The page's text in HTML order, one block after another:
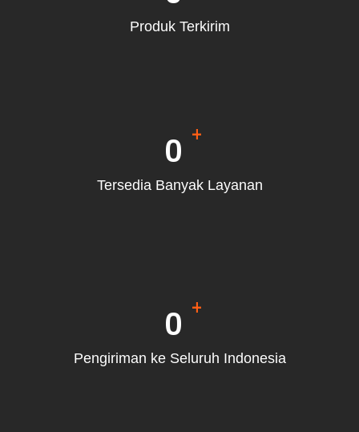
Produk Terkirim
Tersedia Banyak Layanan
0
+
Pengiriman ke Seluruh Indonesia
0
+